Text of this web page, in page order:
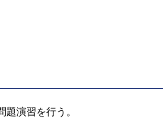
演習を行う。